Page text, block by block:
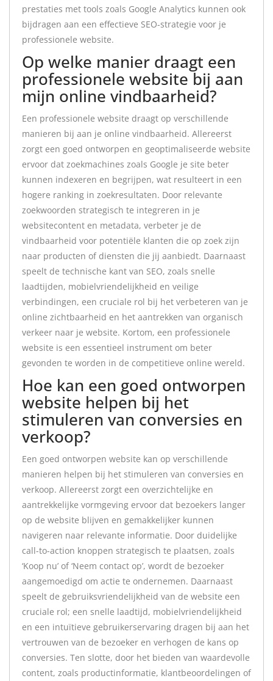
prestaties met tools zoals Google Analytics kunnen ook
bijdragen aan een effectieve SEO-strategie voor je
professionele website.
Op welke manier draagt een
professionele website bij aan
mijn online vindbaarheid?
Een professionele website draagt op verschillende
manieren bij aan je online vindbaarheid. Allereerst
zorgt een goed ontworpen en geoptimaliseerde website
ervoor dat zoekmachines zoals Google je site beter
kunnen indexeren en begrijpen, wat resulteert in een
hogere ranking in zoekresultaten. Door relevante
zoekwoorden strategisch te integreren in je
websitecontent en metadata, verbeter je de
vindbaarheid voor potentiële klanten die op zoek zijn
naar producten of diensten die jij aanbiedt. Daarnaast
speelt de technische kant van SEO, zoals snelle
laadtijden, mobielvriendelijkheid en veilige
verbindingen, een cruciale rol bij het verbeteren van je
online zichtbaarheid en het aantrekken van organisch
verkeer naar je website. Kortom, een professionele
website is een essentieel instrument om beter
gevonden te worden in de competitieve online wereld.
Hoe kan een goed ontworpen
website helpen bij het
stimuleren van conversies en
verkoop?
Een goed ontworpen website kan op verschillende
manieren helpen bij het stimuleren van conversies en
verkoop. Allereerst zorgt een overzichtelijke en
aantrekkelijke vormgeving ervoor dat bezoekers langer
op de website blijven en gemakkelijker kunnen
navigeren naar relevante informatie. Door duidelijke
call-to-action knoppen strategisch te plaatsen, zoals
‘Koop nu’ of ‘Neem contact op’, wordt de bezoeker
aangemoedigd om actie te ondernemen. Daarnaast
speelt de gebruiksvriendelijkheid van de website een
cruciale rol; een snelle laadtijd, mobielvriendelijkheid
en een intuïtieve gebruikerservaring dragen bij aan het
vertrouwen van de bezoeker en verhogen de kans op
conversies. Ten slotte, door het bieden van waardevolle
content, zoals productinformatie, klantbeoordelingen of